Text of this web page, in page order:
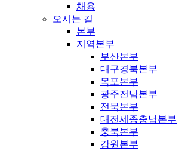
채용
오시는 길
본부
지역본부
부산본부
대구경북본부
목포본부
광주전남본부
전북본부
대전세종충남본부
충북본부
강원본부